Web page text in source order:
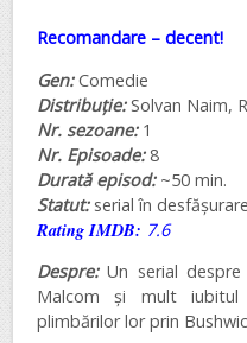
Recomandare – decent!
Gen:Comedie
Distribuție:Solvan Naim,
Nr. sezoane:1
Nr. Episoade:8
Durată episod:~50 min.
Statut:serial în desfășurare
Rating IMDB: 7.6
Despre:Un serial
Malcom și mult
plimbărilor lor prin